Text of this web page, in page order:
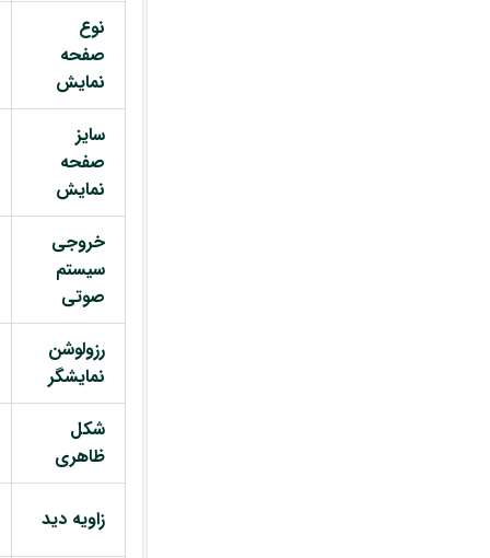
نوع
صفحه
نمایش
سایز
صفحه
نمایش
خروجی
سیستم
صوتی
رزولوشن
نمایشگر
شکل
ظاهری
زاویه دید